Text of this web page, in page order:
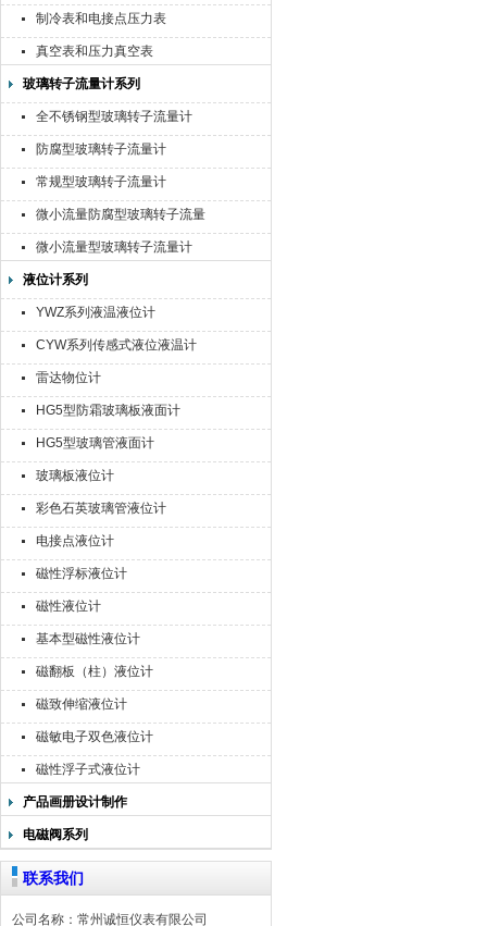
制冷表和电接点压力表
真空表和压力真空表
玻璃转子流量计系列
全不锈钢型玻璃转子流量计
防腐型玻璃转子流量计
常规型玻璃转子流量计
微小流量防腐型玻璃转子流量
计
微小流量型玻璃转子流量计
液位计系列
YWZ系列液温液位计
CYW系列传感式液位液温计
雷达物位计
HG5型防霜玻璃板液面计
HG5型玻璃管液面计
玻璃板液位计
彩色石英玻璃管液位计
电接点液位计
磁性浮标液位计
磁性液位计
基本型磁性液位计
磁翻板（柱）液位计
磁致伸缩液位计
磁敏电子双色液位计
磁性浮子式液位计
产品画册设计制作
电磁阀系列
联系我们
公司名称：常州诚恒仪表有限公司